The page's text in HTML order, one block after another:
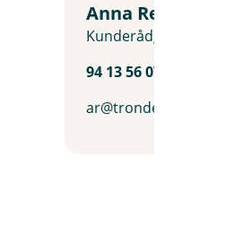
Anna Reppe
Kunderådgiver
94 13 56 07